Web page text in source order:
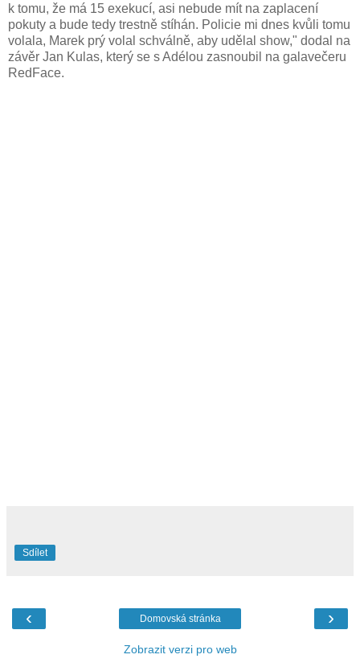
k tomu, že má 15 exekucí, asi nebude mít na zaplacení
pokuty a bude tedy trestně stíhán. Policie mi dnes kvůli tomu
volala, Marek prý volal schválně, aby udělal show," dodal na
závěr Jan Kulas, který se s Adélou zasnoubil na galavečeru
RedFace.
Sdílet
‹ ›
Domovská stránka
Zobrazit verzi pro web